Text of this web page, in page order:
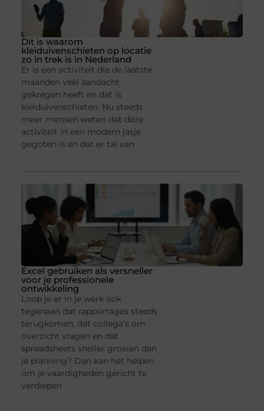
Dit is waarom
kleiduivenschieten op locatie
zo in trek is in Nederland
Er is een activiteit die de laatste
maanden veel aandacht
gekregen heeft en dat is
kleiduivenschieten. Nu steeds
meer mensen weten dat deze
activiteit in een modern jasje
gegoten is en dat er tal van
Excel gebruiken als versneller
voor je professionele
ontwikkeling
Loop je er in je werk ook
tegenaan dat rapportages steeds
terugkomen, dat collega’s om
overzicht vragen en dat
spreadsheets sneller groeien dan
je planning? Dan kan het helpen
om je vaardigheden gericht te
verdiepen